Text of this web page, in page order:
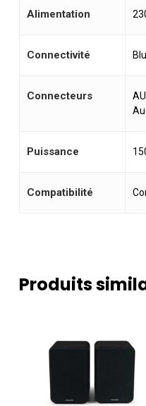
Alimentation
Connectivité
Connecteurs
Puissance
Compatibilité
Produits